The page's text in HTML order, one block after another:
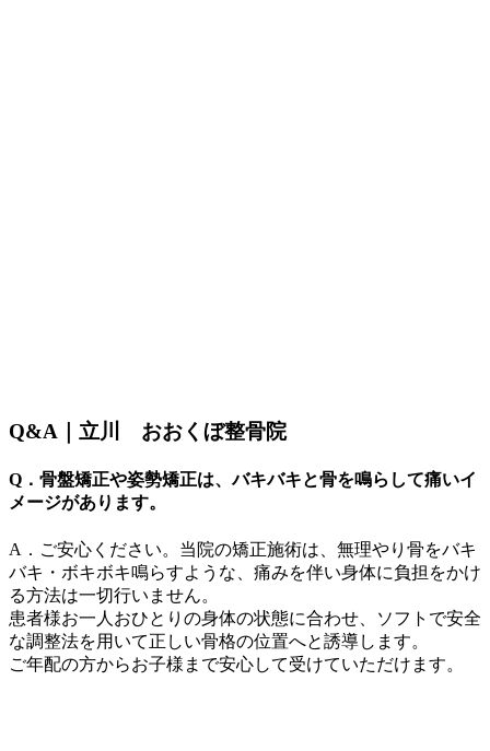
Q&A｜立川 おおくぼ整骨院
Q．骨盤矯正や姿勢矯正は、バキバキと骨を鳴らして痛いイ
メージがあります。
A．ご安心ください。当院の矯正施術は、無理やり骨をバキ
バキ・ボキボキ鳴らすような、痛みを伴い身体に負担をかけ
る方法は一切行いません。
患者様お一人おひとりの身体の状態に合わせ、ソフトで安全
な調整法を用いて正しい骨格の位置へと誘導します。
ご年配の方からお子様まで安心して受けていただけます。